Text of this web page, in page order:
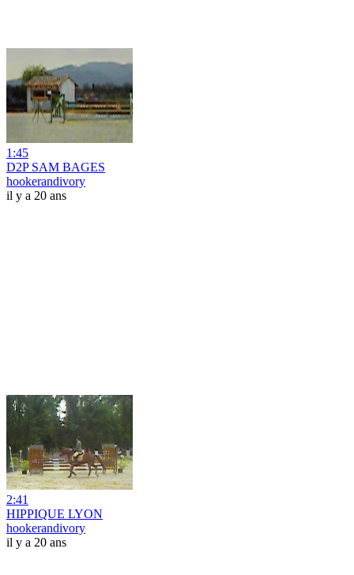
1:45
D2P SAM BAGES
hookerandivory
il y a 20 ans
2:41
HIPPIQUE LYON
hookerandivory
il y a 20 ans